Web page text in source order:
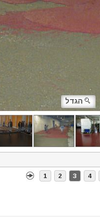
הגדל
1 2 3 4